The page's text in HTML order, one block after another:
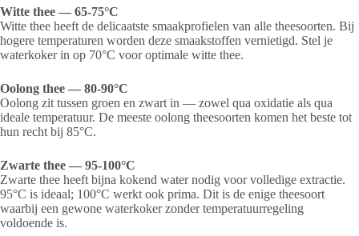
Witte thee — 65-75°C
Witte thee heeft de delicaatste smaakprofielen van alle theesoorten. Bij
hogere temperaturen worden deze smaakstoffen vernietigd. Stel je
waterkoker in op 70°C voor optimale witte thee.
Oolong thee — 80-90°C
Oolong zit tussen groen en zwart in — zowel qua oxidatie als qua
ideale temperatuur. De meeste oolong theesoorten komen het beste tot
hun recht bij 85°C.
Zwarte thee — 95-100°C
Zwarte thee heeft bijna kokend water nodig voor volledige extractie.
95°C is ideaal; 100°C werkt ook prima. Dit is de enige theesoort
waarbij een gewone waterkoker zonder temperatuurregeling
voldoende is.